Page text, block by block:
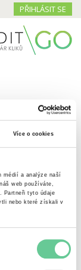
Více o cookies
médií a analýze naší
web používáte,
Partneři tyto údaje
nebo které získali v
PŘIHLÁSIT SE
na jakou si
„získat“
a řidičský